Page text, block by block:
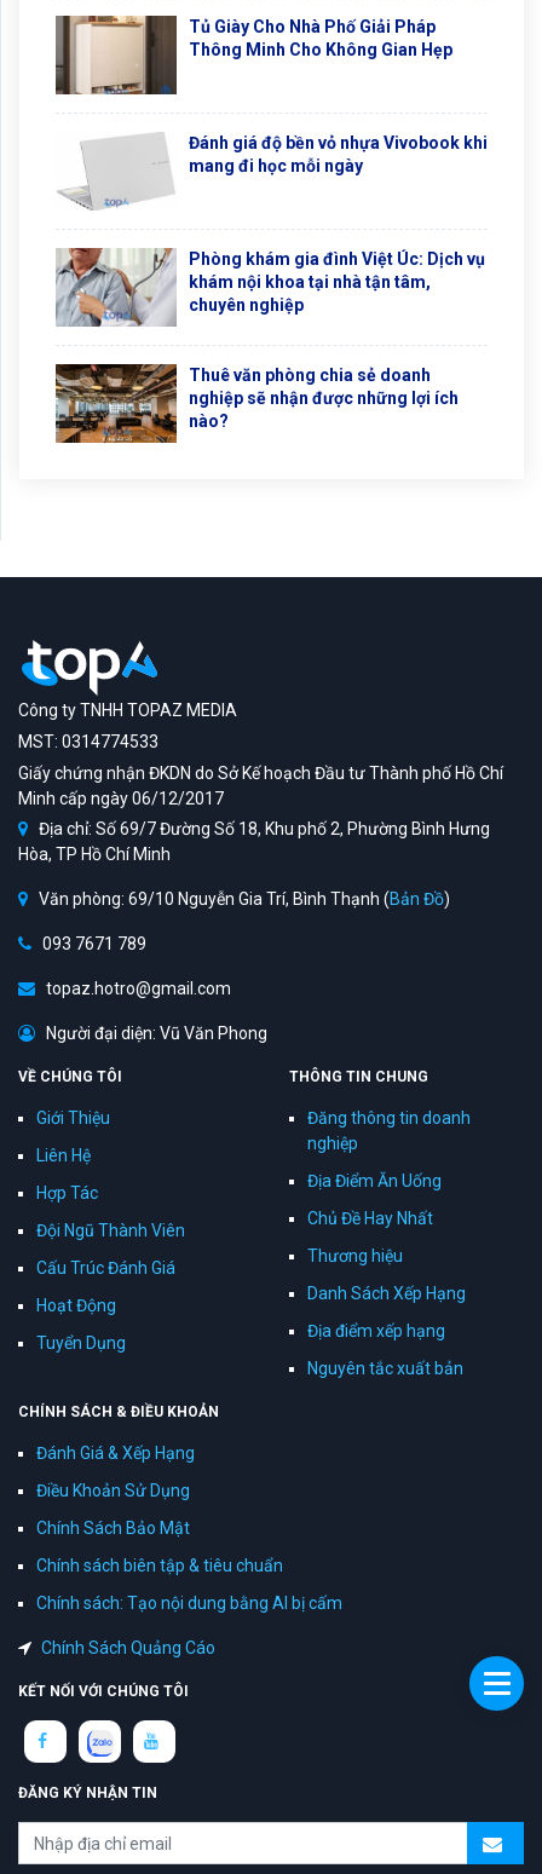
Tủ Giày Cho Nhà Phố Giải Pháp
Thông Minh Cho Không Gian Hẹp
Đánh giá độ bền vỏ nhựa Vivobook khi
mang đi học mỗi ngày
Phòng khám gia đình Việt Úc: Dịch vụ
khám nội khoa tại nhà tận tâm,
chuyên nghiệp
Thuê văn phòng chia sẻ doanh
nghiệp sẽ nhận được những lợi ích
nào?
Công ty TNHH TOPAZ MEDIA
MST: 0314774533
Giấy chứng nhận ĐKDN do Sở Kế hoạch Đầu tư Thành phố Hồ Chí
Minh cấp ngày 06/12/2017
Địa chỉ: Số 69/7 Đường Số 18, Khu phố 2, Phường Bình Hưng
Hòa, TP Hồ Chí Minh
Văn phòng: 69/10 Nguyễn Gia Trí, Bình Thạnh (Bản Đồ)
093 7671 789
topaz.hotro@gmail.com
Người đại diện: Vũ Văn Phong
VỀ CHÚNG TÔI
Giới Thiệu
Liên Hệ
Hợp Tác
Đội Ngũ Thành Viên
Cấu Trúc Đánh Giá
Hoạt Động
Tuyển Dụng
THÔNG TIN CHUNG
Đăng thông tin doanh
nghiệp
Địa Điểm Ăn Uống
Chủ Đề Hay Nhất
Thương hiệu
Danh Sách Xếp Hạng
Địa điểm xếp hạng
Nguyên tắc xuất bản
CHÍNH SÁCH & ĐIỀU KHOẢN
Đánh Giá & Xếp Hạng
Điều Khoản Sử Dụng
Chính Sách Bảo Mật
Chính sách biên tập & tiêu chuẩn
Chính sách: Tạo nội dung bằng AI bị cấm
Chính Sách Quảng Cáo
KẾT NỐI VỚI CHÚNG TÔI
ĐĂNG KÝ NHẬN TIN